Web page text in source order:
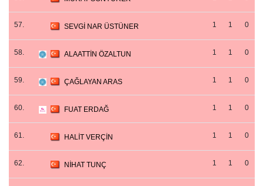
57. SEVGİ NAR ÜSTÜNER 1 1 0
58. ALAATTİN ÖZALTUN 1 1 0
59. ÇAĞLAYAN ARAS 1 1 0
60. FUAT ERDAĞ 1 1 0
61. HALİT VERÇİN 1 1 0
62. NİHAT TUNÇ 1 1 0